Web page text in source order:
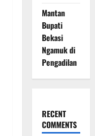
Mantan
Bupati
Bekasi
Ngamuk di
Pengadilan
RECENT
COMMENTS